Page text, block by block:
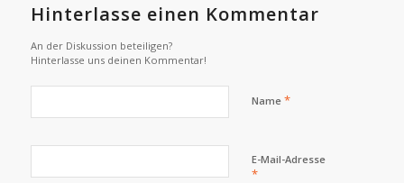
Hinterlasse einen Kommentar
An der Diskussion beteiligen?
Hinterlasse uns deinen Kommentar!
Name *
E-Mail-Adresse
*